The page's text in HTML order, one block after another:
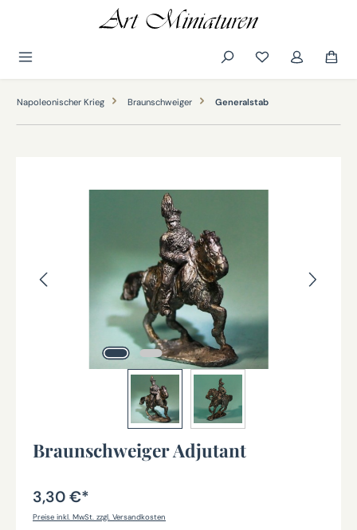
Napoleonischer Krieg Braunschweiger Generalstab
Braunschweiger Adjutant
3,30 €*
Preise inkl. MwSt. zzgl. Versandkosten